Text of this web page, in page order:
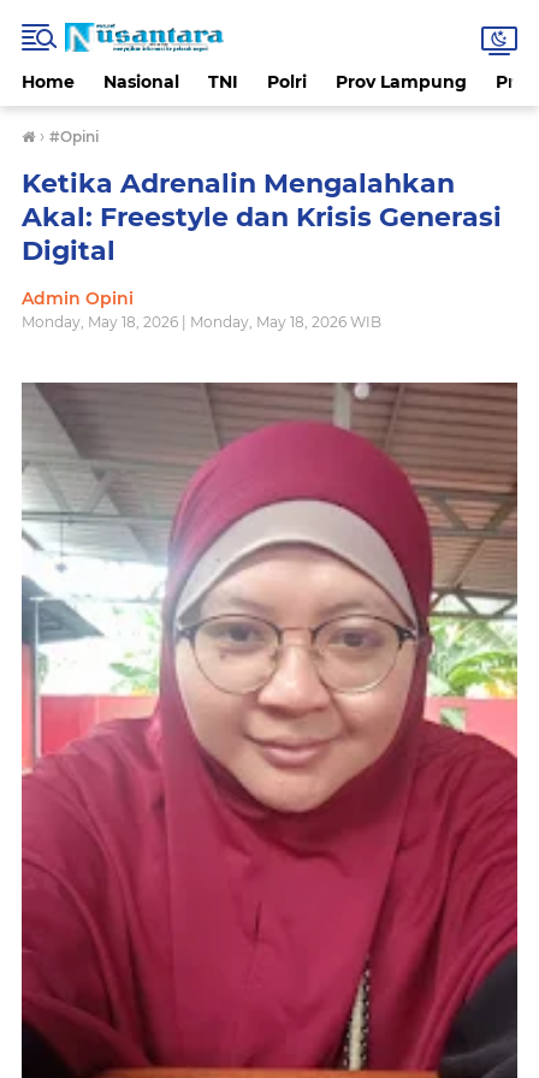
Home Nasional TNI Polri Prov Lampung
› #Opini
Ketika Adrenalin Mengalahkan
Akal: Freestyle dan Krisis Generasi
Digital
Admin Opini
Monday, May 18, 2026 | Monday, May 18, 2026 WIB